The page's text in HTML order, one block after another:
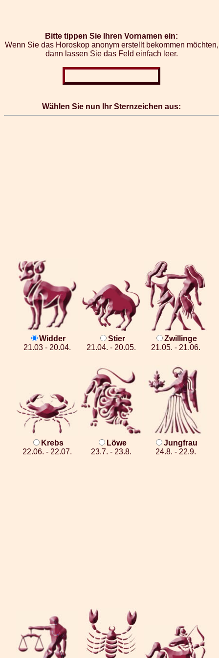
Bitte tippen Sie Ihren Vornamen ein:
Wenn Sie das Horoskop anonym erstellt bekommen möchten,
dann lassen Sie das Feld einfach leer.
Wählen Sie nun Ihr Sternzeichen aus:
Widder
21.03 - 20.04.
Stier
21.04. - 20.05.
Zwillinge
21.05. - 21.06.
Krebs
22.06. - 22.07.
Löwe
23.7. - 23.8.
Jungfrau
24.8. - 22.9.